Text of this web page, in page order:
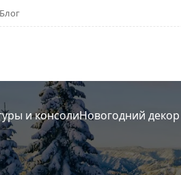
Блог
и консолиНовогодний декор